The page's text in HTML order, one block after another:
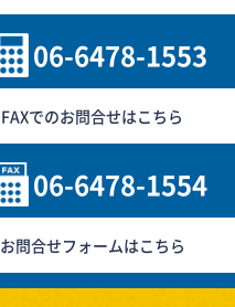
06-6478-1553
FAXでのお問合せはこちら
06-6478-1554
お問合せフォームはこちら